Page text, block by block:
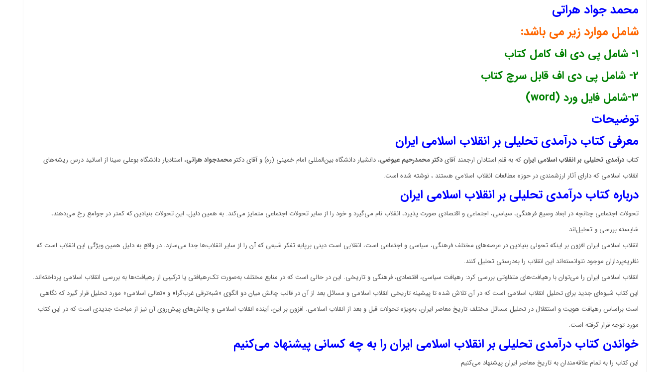
محمد جواد هراتی
شامل موارد زیر می باشد:
1- شامل پی دی اف کامل کتاب
2- شامل پی دی اف قابل سرچ کتاب
3-شامل فایل ورد (word)
توضیحات
معرفی کتاب درآمدی تحلیلی بر انقلاب اسلامی ایران
کتاب درآمدی تحلیلی بر انقلاب اسلامی ایران که به قلم استادان ارجمند آقایدکتر محمدرحیم عیوضی، دانشیار دانشگاه بین‌المللی امام خمینی (ره) و آقای دکتر محمدجواد هراتی، استادیار دانشگاه بوعلی سینا از اساتید درس ریشه‌های
انقلاب اسلامی که دارای آثار ارزشمندی در حوزه مطالعات انقلاب اسلامی هستند ، نوشته شده است.
درباره کتاب درآمدی تحلیلی بر انقلاب اسلامی ایران
تحولات اجتماعی چنانچه در ابعاد وسیع فرهنگی، سیاسی، اجتماعی و اقتصادی صورت پذیرد، انقلاب نام می‌گیرد و خود را از سایر تحولات اجتماعی متمایز می‌کند. به همین دلیل، این تحولات بنیادین که کمتر در جوامع رخ می‌دهند،
شایسته بررسی و تحلیل‌اند.
انقلاب اسلامی ایران افزون بر اینکه تحولی بنیادین در عرصه‌های مختلف فرهنگی، سیاسی و اجتماعی است، انقلابی است دینی برپایه تفکر شیعی که آن را از سایر انقلاب‌ها جدا می‌سازد. در واقع به دلیل همین ویژگی این انقلاب است که
نظریه‌پردازان موجود نتوانسته‌اند این انقلاب را به‌درستی تحلیل کنند.
انقلاب اسلامی ایران را می‌توان با رهیافت‌های متفاوتی بررسی کرد: رهیافت سیاسی، اقتصادی، فرهنگی و تاریخی. این در حالی است که در منابع مختلف به‌صورت تک‌رهیافتی یا ترکیبی از رهیافت‌ها به بررسی انقلاب اسلامی پرداخته‌اند.
این کتاب شیوه‌ای جدید برای تحلیل انقلاب اسلامی است که در آن تلاش شده تا پیشینه تاریخی انقلاب اسلامی و مسائل بعد از آن در قالب چالش میان دو الگوی «شبه‌ترقی غرب‌گرا» و «تعالی اسلامی» مورد تحلیل قرار گیرد که نگاهی
است براساس رهیافت هویت و استقلال در تحلیل مسائل مختلف تاریخ معاصر ایران، به‌ویژه تحولات قبل و بعد از انقلاب اسلامی. افزون بر این، آینده انقلاب اسلامی و چالش‌های پیش‌روی آن نیز از مباحث جدیدی است که در این کتاب
مورد توجه قرار گرفته است.
خواندن کتاب درآمدی تحلیلی بر انقلاب اسلامی ایران را به چه کسانی پیشنهاد می‌کنیم
این کتاب را به تمام علاقه‌مندان به تاریخ معاصر ایران پیشنهاد می‌کنیم